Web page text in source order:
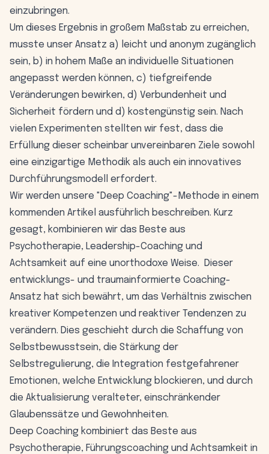
einzubringen.
Um dieses Ergebnis in großem Maßstab zu erreichen,
musste unser Ansatz a) leicht und anonym zugänglich
sein, b) in hohem Maße an individuelle Situationen
angepasst werden können, c) tiefgreifende
Veränderungen bewirken, d) Verbundenheit und
Sicherheit fördern und d) kostengünstig sein. Nach
vielen Experimenten stellten wir fest, dass die
Erfüllung dieser scheinbar unvereinbaren Ziele sowohl
eine einzigartige Methodik als auch ein innovatives
Durchführungsmodell erfordert.
Wir werden unsere "Deep Coaching"-Methode in einem
kommenden Artikel ausführlich beschreiben. Kurz
gesagt, kombinieren wir das Beste aus
Psychotherapie, Leadership-Coaching und
Achtsamkeit auf eine unorthodoxe Weise. Dieser
entwicklungs- und traumainformierte Coaching-
Ansatz hat sich bewährt, um das Verhältnis zwischen
kreativer Kompetenzen und reaktiver Tendenzen zu
verändern. Dies geschieht durch die Schaffung von
Selbstbewusstsein, die Stärkung der
Selbstregulierung, die Integration festgefahrener
Emotionen, welche Entwicklung blockieren, und durch
die Aktualisierung veralteter, einschränkender
Glaubenssätze und Gewohnheiten.
Deep Coaching kombiniert das Beste aus
Psychotherapie, Führungscoaching und Achtsamkeit in